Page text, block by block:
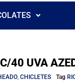
40 UVA
, CHICLETES Tag